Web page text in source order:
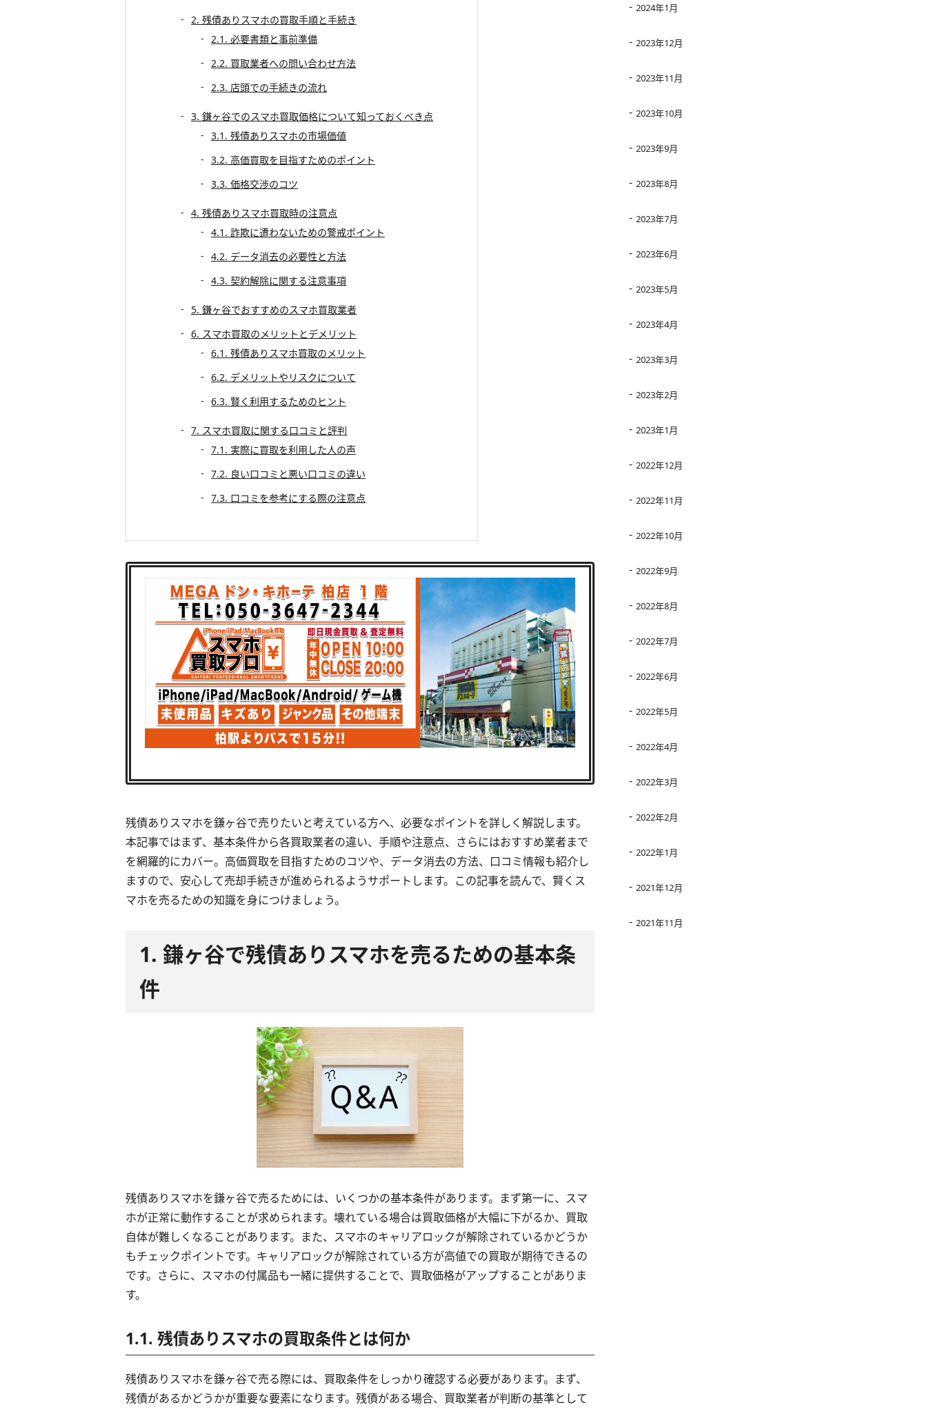
2. 残債ありスマホの買取手順と手続き
2.1. 必要書類と事前準備
2.2. 買取業者への問い合わせ方法
2.3. 店頭での手続きの流れ
3. 鎌ヶ谷でのスマホ買取価格について知っておくべき点
3.1. 残債ありスマホの市場価値
3.2. 高価買取を目指すためのポイント
3.3. 価格交渉のコツ
4. 残債ありスマホ買取時の注意点
4.1. 詐欺に遭わないための警戒ポイント
4.2. データ消去の必要性と方法
4.3. 契約解除に関する注意事項
5. 鎌ヶ谷でおすすめのスマホ買取業者
6. スマホ買取のメリットとデメリット
6.1. 残債ありスマホ買取のメリット
6.2. デメリットやリスクについて
6.3. 賢く利用するためのヒント
7. スマホ買取に関する口コミと評判
7.1. 実際に買取を利用した人の声
7.2. 良い口コミと悪い口コミの違い
7.3. 口コミを参考にする際の注意点
残債ありスマホを鎌ヶ谷で売りたいと考えている方へ、必要なポイントを詳しく解説します。
本記事ではまず、基本条件から各買取業者の違い、手順や注意点、さらにはおすすめ業者まで
を網羅的にカバー。高価買取を目指すためのコツや、データ消去の方法、口コミ情報も紹介し
ますので、安心して売却手続きが進められるようサポートします。この記事を読んで、賢くス
マホを売るための知識を身につけましょう。
1. 鎌ヶ谷で残債ありスマホを売るための基本条
件
残債ありスマホを鎌ヶ谷で売るためには、いくつかの基本条件があります。まず第一に、スマ
ホが正常に動作することが求められます。壊れている場合は買取価格が大幅に下がるか、買取
自体が難しくなることがあります。また、スマホのキャリアロックが解除されているかどうか
もチェックポイントです。キャリアロックが解除されている方が高値での買取が期待できるの
です。さらに、スマホの付属品も一緒に提供することで、買取価格がアップすることがありま
す。
1.1. 残債ありスマホの買取条件とは何か
残債ありスマホを鎌ヶ谷で売る際には、買取条件をしっかり確認する必要があります。まず、
残債があるかどうかが重要な要素になります。残債がある場合、買取業者が判断の基準として
2024年1月
2023年12月
2023年11月
2023年10月
2023年9月
2023年8月
2023年7月
2023年6月
2023年5月
2023年4月
2023年3月
2023年2月
2023年1月
2022年12月
2022年11月
2022年10月
2022年9月
2022年8月
2022年7月
2022年6月
2022年5月
2022年4月
2022年3月
2022年2月
2022年1月
2021年12月
2021年11月